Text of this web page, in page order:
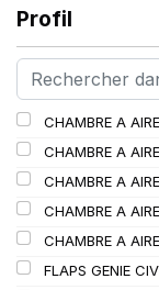
KLEBER
LASSA (174)
LING LONG
Profil
CHAMBRE A
CHAMBRE A
CHAMBRE A
CHAMBRE A
CHAMBRE A
FLAPS GENIE